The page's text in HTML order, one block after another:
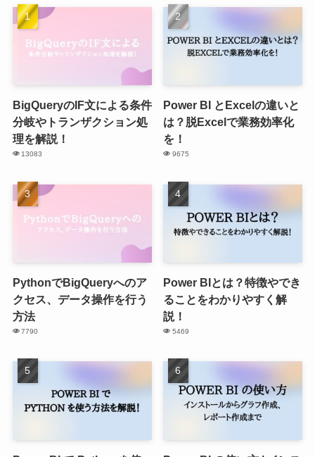
BigQueryのIF文による条件
分岐やトランザクション処
理を解説！
13083
Power BI とExcelの違いと
は？脱Excelで業務効率化
を！
9675
PythonでBigQueryへのア
クセス、データ操作を行う
方法
7790
Power BIとは？特徴やでき
ることをわかりやすく解
説！
5469